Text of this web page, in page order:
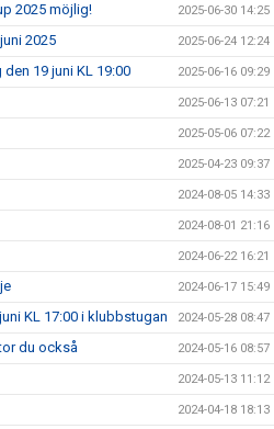
2025 möjlig! 2025-06-30 14:25
2025 2025-06-24 12:24
19 juni KL 19:00 2025-06-16 09:29
2025-06-13 07:21
2025-05-06 07:22
2025-04-23 09:37
2024-08-05 14:33
2024-08-01 21:16
2024-06-22 16:21
2024-06-17 15:49
KL 17:00 i klubbstugan 2024-05-28 08:47
du också 2024-05-16 08:57
2024-05-13 11:12
2024-04-18 18:13